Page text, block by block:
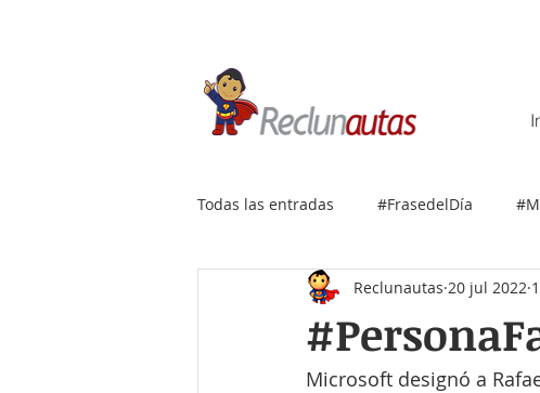
Todas las entradas #FrasedelDía
Reclunautas 20 jul 2022
Microsoft designó a